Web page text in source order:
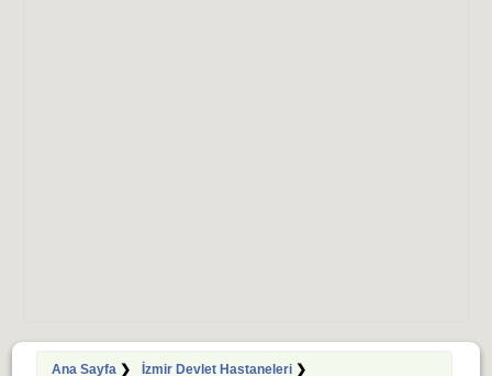
Ana Sayfa❯ İzmir Devlet Hastaneleri❯